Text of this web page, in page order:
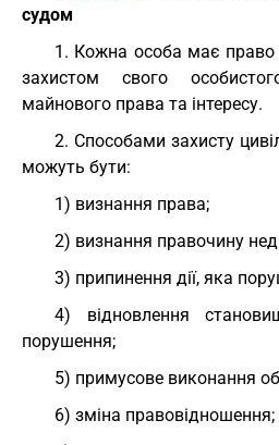
судом
1. Кожна особа має право
захистом свого
майнового права та інтересу.
2. Способами захисту
можуть бути:
1) визнання права;
2) визнання правочину
3) припинення дії, яка
4) відновлення
порушення;
5) примусове виконання
6) зміна правовідношення;